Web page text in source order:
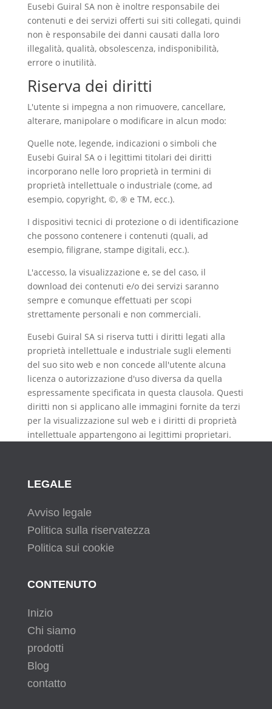
Eusebi Guiral SA non è inoltre responsabile dei
contenuti e dei servizi offerti sui siti collegati, quindi
non è responsabile dei danni causati dalla loro
illegalità, qualità, obsolescenza, indisponibilità,
errore o inutilità.
Riserva dei diritti
L'utente si impegna a non rimuovere, cancellare,
alterare, manipolare o modificare in alcun modo:
Quelle note, legende, indicazioni o simboli che
Eusebi Guiral SA o i legittimi titolari dei diritti
incorporano nelle loro proprietà in termini di
proprietà intellettuale o industriale (come, ad
esempio, copyright, ©, ® e TM, ecc.).
I dispositivi tecnici di protezione o di identificazione
che possono contenere i contenuti (quali, ad
esempio, filigrane, stampe digitali, ecc.).
L'accesso, la visualizzazione e, se del caso, il
download dei contenuti e/o dei servizi saranno
sempre e comunque effettuati per scopi
strettamente personali e non commerciali.
Eusebi Guiral SA si riserva tutti i diritti legati alla
proprietà intellettuale e industriale sugli elementi
del suo sito web e non concede all'utente alcuna
licenza o autorizzazione d'uso diversa da quella
espressamente specificata in questa clausola. Questi
diritti non si applicano alle immagini fornite da terzi
per la visualizzazione sul web e i diritti di proprietà
intellettuale appartengono ai legittimi proprietari.
LEGALE
Avviso legale
Politica sulla riservatezza
Politica sui cookie
CONTENUTO
Inizio
Chi siamo
prodotti
Blog
contatto